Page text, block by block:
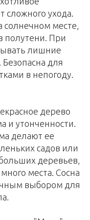
сложного ухода.
солнечном месте,
полутени. При
лишние
для
в непогоду.
дерево
и утонченности.
делают ее
садов или
деревьев,
места. Сосна
выбором для